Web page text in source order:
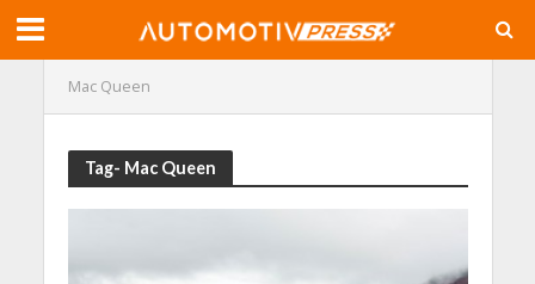
Mac Queen
Tag- Mac Queen